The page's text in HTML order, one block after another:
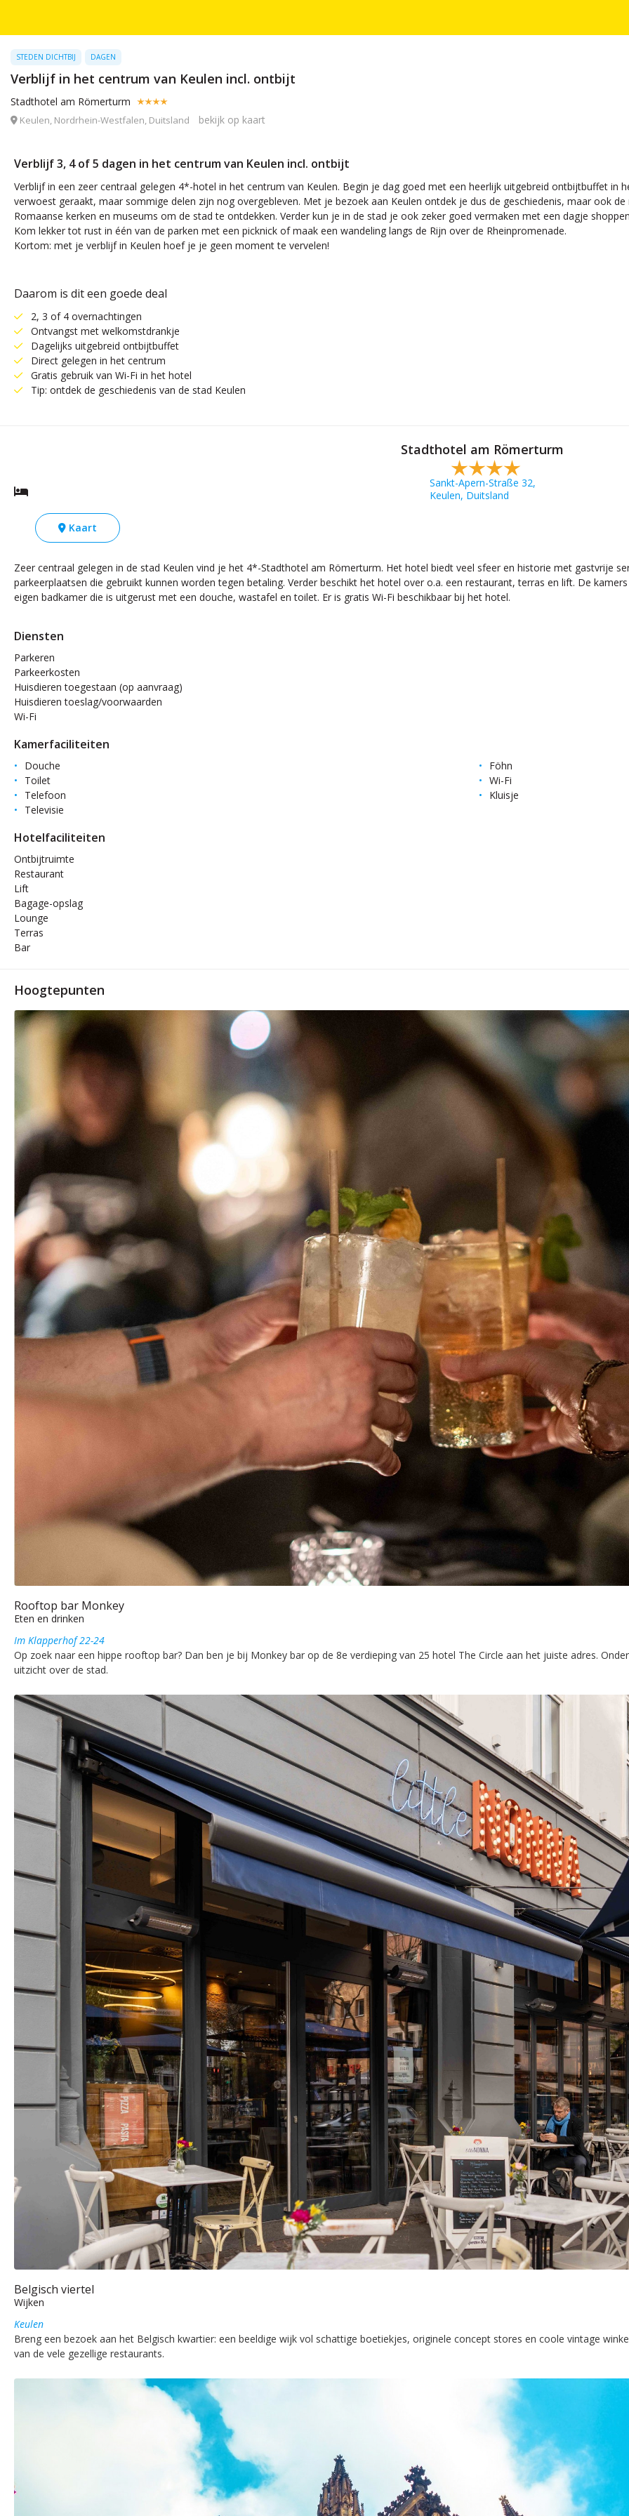
STEDEN DICHTBIJ DAGEN
Verblijf in het centrum van Keulen incl. ontbijt
Stadthotel am Römerturm
Keulen, Nordrhein-Westfalen, Duitsland bekijk op kaart
Verblijf 3, 4 of 5 dagen in het centrum van Keulen incl. ontbijt
Verblijf in een zeer centraal gelegen 4*-hotel in het centrum van Keulen. Begin je dag goed met een heerlijk uitgebreid ontbijtbuffet in
verwoest geraakt, maar sommige delen zijn nog overgebleven. Met je bezoek aan Keulen ontdek je dus de geschiedenis, maar ook
Romaanse kerken en museums om de stad te ontdekken. Verder kun je in de stad je ook zeker goed vermaken met een dagje
Kom lekker tot rust in één van de parken met een picknick of maak een wandeling langs de Rijn over de Rheinpromenade.
Kortom: met je verblijf in Keulen hoef je je geen moment te vervelen!
Daarom is dit een goede deal
2, 3 of 4 overnachtingen
Ontvangst met welkomstdrankje
Dagelijks uitgebreid ontbijtbuffet
Direct gelegen in het centrum
Gratis gebruik van Wi-Fi in het hotel
Tip: ontdek de geschiedenis van de stad Keulen
Stadthotel am Römerturm
Sankt-Apern-Straße 32,
Keulen, Duitsland
Kaart
Zeer centraal gelegen in de stad Keulen vind je het 4*-Stadthotel am Römerturm. Het hotel biedt veel sfeer en historie met gastvrije
parkeerplaatsen die gebruikt kunnen worden tegen betaling. Verder beschikt het hotel over o.a. een restaurant, terras en lift. De
eigen badkamer die is uitgerust met een douche, wastafel en toilet. Er is gratis Wi-Fi beschikbaar bij het hotel.
Diensten
Parkeren
Parkeerkosten
Huisdieren toegestaan (op aanvraag)
Huisdieren toeslag/voorwaarden
Wi-Fi
Kamerfaciliteiten
Douche
Föhn
Toilet
Wi-Fi
Telefoon
Kluisje
Televisie
Hotelfaciliteiten
Ontbijtruimte
Restaurant
Lift
Bagage-opslag
Lounge
Terras
Bar
Hoogtepunten
Rooftop bar Monkey
Eten en drinken
Im Klapperhof 22-24
Op zoek naar een hippe rooftop bar? Dan ben je bij Monkey bar op de 8e verdieping van 25 hotel The Circle aan het juiste adres.
uitzicht over de stad.
Belgisch viertel
Wijken
Keulen
Breng een bezoek aan het Belgisch kwartier: een beeldige wijk vol schattige boetiekjes, originele concept stores en coole vintage
van de vele gezellige restaurants.